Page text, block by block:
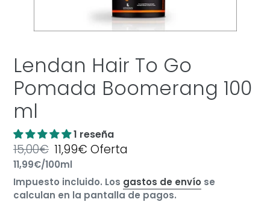
Lendan Hair To Go
Pomada Boomerang 100
ml
1 reseña
Precio
habitual
15,00€ Precio
de
oferta
11,99€Oferta
Precio
unitario
11,99€/por
100ml
Impuesto incluido. Los gastos de envío se
calculan en la pantalla de pagos.